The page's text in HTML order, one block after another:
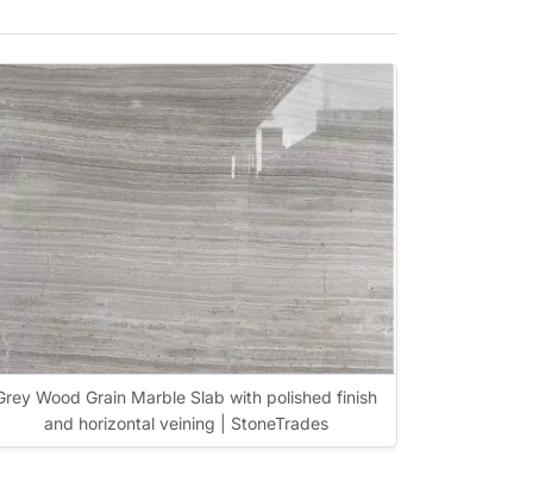
Wood Grain Marble Slab with polished finish
and horizontal veining | StoneTrades